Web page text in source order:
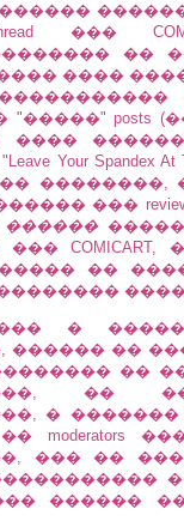
���
��
����
posts
����
Your Spandex
��������,
���
������
�� ����
����
�
��
��
��
�
moderators
��� �� ���
������